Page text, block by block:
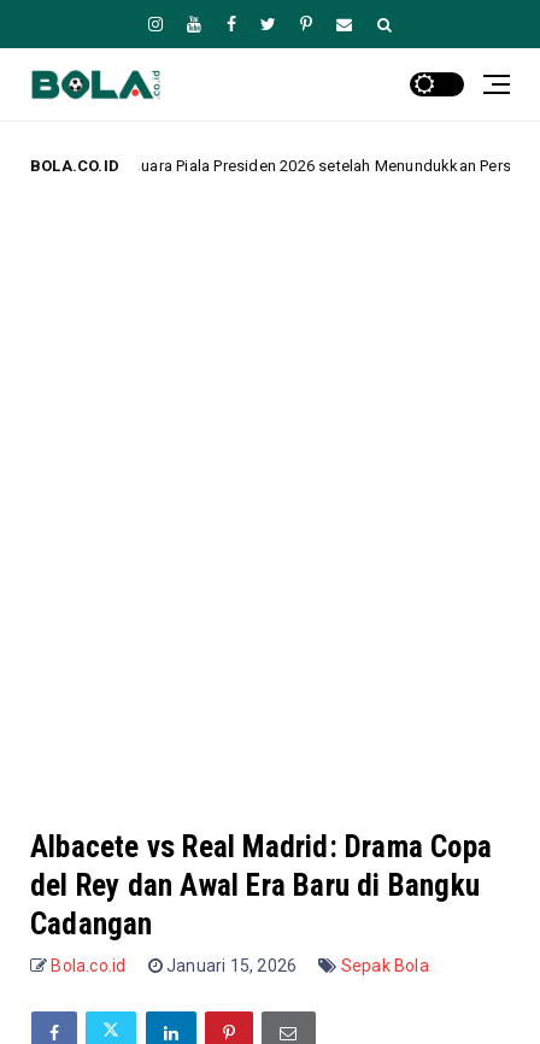
BOLA.CO.ID
Piala Presiden 2026 setelah Menundukkan Persib dalam Drama Adu
Albacete vs Real Madrid: Drama Copa
del Rey dan Awal Era Baru di Bangku
Cadangan
Bola.co.id Januari 15, 2026 Sepak Bola